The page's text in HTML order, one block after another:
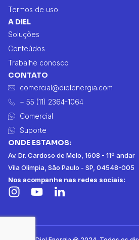
Termos de uso
A DIEL
Soluções
Conteúdos
Trabalhe conosco
CONTATO
comercial@dielenergia.com
+ 55 (11) 2364-1064
Comercial
Suporte
ONDE ESTAMOS:
Av. Dr. Cardoso de Melo, 1608 - 11º andar
Vila Olímpia, São Paulo - SP, 04548-005
Nos acompanhe nas redes sociais: